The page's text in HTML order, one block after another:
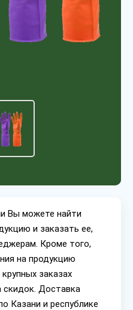
Вы можете найти
и заказать ее,
Кроме того,
на продукцию
заказах
скидок. Доставка
Казани и республике